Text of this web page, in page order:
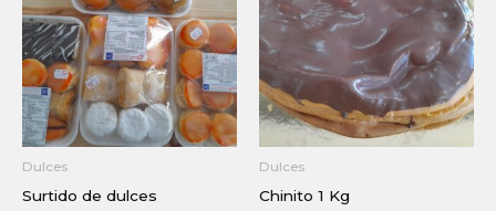
Dulces
Surtido de dulces
Dulces
Chinito 1 Kg